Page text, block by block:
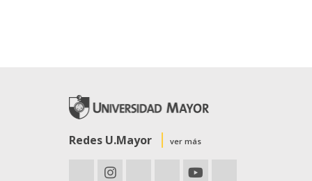
Redes U.Mayor ver más